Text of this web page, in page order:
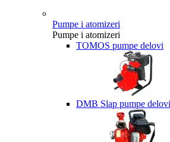
Pumpe i atomizeri
Pumpe i atomizeri
TOMOS pumpe delovi
DMB Slap pumpe delovi